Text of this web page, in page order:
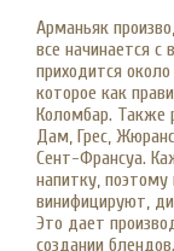
Арманьяк
все начинается с
приходится
которое как
Коломбар. Также
Дам, Грес,
Сент-Франсуа.
напитку,
винифицируют,
Это дает
создании блендов.